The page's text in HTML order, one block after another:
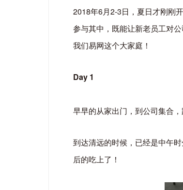
2018年6月2-3日，夏日才刚刚
参与其中，既能让新老员工对
我们易网这个大家庭！
Day 1
早早的从家出门，到公司集合
到达清远的时候，已经是中午
后的吃上了！